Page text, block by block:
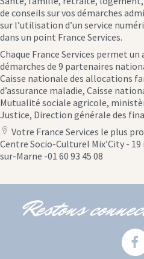
de conseils sur vos démarches
sur l’utilisation d’un service
dans un point France Services.
Chaque France Services permet
démarches de 9 partenaires
Caisse nationale des allocations
d’assurance maladie, Caisse
Mutualité sociale agricole,
Justice, Direction générale des
location
icon
Votre France Services le plus
Centre Socio-Culturel Mix’City -
sur-Marne -01 60 93 45 08
Restons